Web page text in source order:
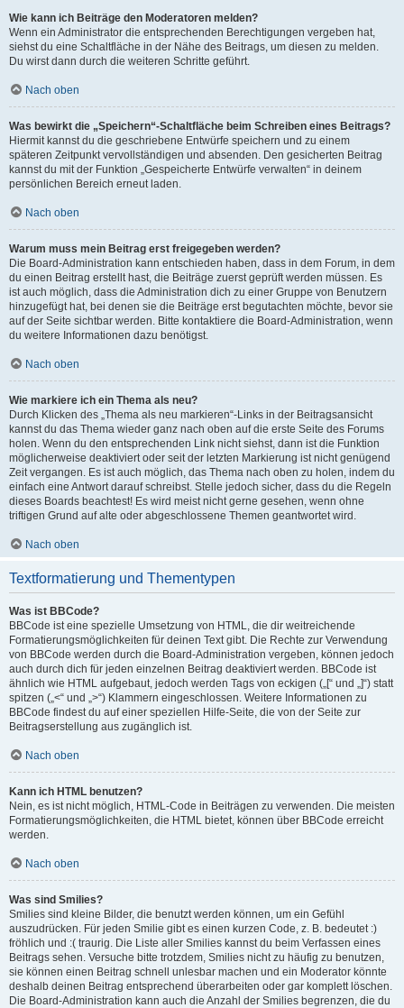
Wie kann ich Beiträge den Moderatoren melden?
Wenn ein Administrator die entsprechenden Berechtigungen vergeben hat,
siehst du eine Schaltfläche in der Nähe des Beitrags, um diesen zu melden.
Du wirst dann durch die weiteren Schritte geführt.
Nach oben
Was bewirkt die „Speichern“-Schaltfläche beim Schreiben eines Beitrags?
Hiermit kannst du die geschriebene Entwürfe speichern und zu einem
späteren Zeitpunkt vervollständigen und absenden. Den gesicherten Beitrag
kannst du mit der Funktion „Gespeicherte Entwürfe verwalten“ in deinem
persönlichen Bereich erneut laden.
Nach oben
Warum muss mein Beitrag erst freigegeben werden?
Die Board-Administration kann entschieden haben, dass in dem Forum, in dem
du einen Beitrag erstellt hast, die Beiträge zuerst geprüft werden müssen. Es
ist auch möglich, dass die Administration dich zu einer Gruppe von Benutzern
hinzugefügt hat, bei denen sie die Beiträge erst begutachten möchte, bevor sie
auf der Seite sichtbar werden. Bitte kontaktiere die Board-Administration, wenn
du weitere Informationen dazu benötigst.
Nach oben
Wie markiere ich ein Thema als neu?
Durch Klicken des „Thema als neu markieren“-Links in der Beitragsansicht
kannst du das Thema wieder ganz nach oben auf die erste Seite des Forums
holen. Wenn du den entsprechenden Link nicht siehst, dann ist die Funktion
möglicherweise deaktiviert oder seit der letzten Markierung ist nicht genügend
Zeit vergangen. Es ist auch möglich, das Thema nach oben zu holen, indem du
einfach eine Antwort darauf schreibst. Stelle jedoch sicher, dass du die Regeln
dieses Boards beachtest! Es wird meist nicht gerne gesehen, wenn ohne
triftigen Grund auf alte oder abgeschlossene Themen geantwortet wird.
Nach oben
Textformatierung und Thementypen
Was ist BBCode?
BBCode ist eine spezielle Umsetzung von HTML, die dir weitreichende
Formatierungsmöglichkeiten für deinen Text gibt. Die Rechte zur Verwendung
von BBCode werden durch die Board-Administration vergeben, können jedoch
auch durch dich für jeden einzelnen Beitrag deaktiviert werden. BBCode ist
ähnlich wie HTML aufgebaut, jedoch werden Tags von eckigen („[“ und „]“) statt
spitzen („<“ und „>“) Klammern eingeschlossen. Weitere Informationen zu
BBCode findest du auf einer speziellen Hilfe-Seite, die von der Seite zur
Beitragserstellung aus zugänglich ist.
Nach oben
Kann ich HTML benutzen?
Nein, es ist nicht möglich, HTML-Code in Beiträgen zu verwenden. Die meisten
Formatierungsmöglichkeiten, die HTML bietet, können über BBCode erreicht
werden.
Nach oben
Was sind Smilies?
Smilies sind kleine Bilder, die benutzt werden können, um ein Gefühl
auszudrücken. Für jeden Smilie gibt es einen kurzen Code, z. B. bedeutet :)
fröhlich und :( traurig. Die Liste aller Smilies kannst du beim Verfassen eines
Beitrags sehen. Versuche bitte trotzdem, Smilies nicht zu häufig zu benutzen,
sie können einen Beitrag schnell unlesbar machen und ein Moderator könnte
deshalb deinen Beitrag entsprechend überarbeiten oder gar komplett löschen.
Die Board-Administration kann auch die Anzahl der Smilies begrenzen, die du